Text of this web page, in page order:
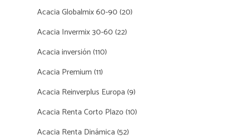
Acacia Globalmix 60-90(20)
Acacia Invermix 30-60(22)
Acacia inversión(110)
Acacia Premium(11)
Acacia Reinverplus Europa(9)
Acacia Renta Corto Plazo(10)
Acacia Renta Dinámica(52)